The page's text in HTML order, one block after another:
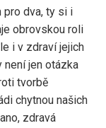
pro dva, ty si i
obrovskou roli
i v zdraví jejich
není jen otázka
tvorbě
chytnou našich
zdravá